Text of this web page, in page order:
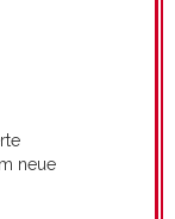
neue